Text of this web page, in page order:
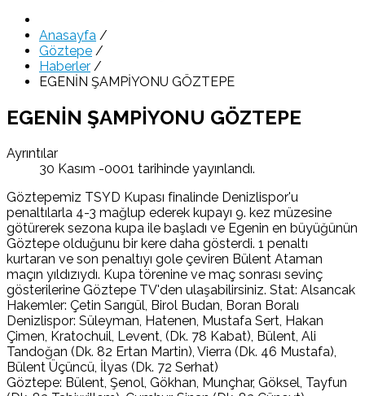
Anasayfa /
Göztepe /
Haberler /
EGENİN ŞAMPİYONU GÖZTEPE
EGENİN ŞAMPİYONU GÖZTEPE
Ayrıntılar
30 Kasım -0001 tarihinde yayınlandı.
Göztepemiz TSYD Kupası finalinde Denizlispor'u
penaltılarla 4-3 mağlup ederek kupayı 9. kez müzesine
götürerek sezona kupa ile başladı ve Egenin en büyüğünün
Göztepe olduğunu bir kere daha gösterdi. 1 penaltı
kurtaran ve son penaltıyı gole çeviren Bülent Ataman
maçın yıldızıydı. Kupa törenine ve maç sonrası sevinç
gösterilerine Göztepe TV'den ulaşabilirsiniz. Stat: Alsancak
Hakemler: Çetin Sarıgül, Birol Budan, Boran Boralı
Denizlispor: Süleyman, Hatenen, Mustafa Sert, Hakan
Çimen, Kratochuil, Levent, (Dk. 78 Kabat), Bülent, Ali
Tandoğan (Dk. 82 Ertan Martin), Vierra (Dk. 46 Mustafa),
Bülent Üçüncü, İlyas (Dk. 72 Serhat)
Göztepe: Bülent, Şenol, Gökhan, Munçhar, Göksel, Tayfun